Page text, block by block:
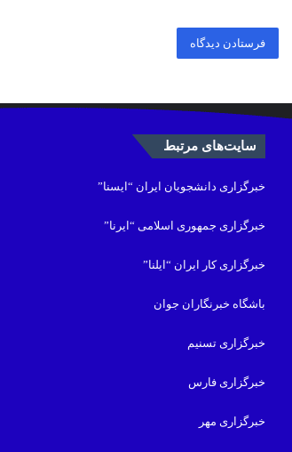
سایت‌های مرتبط
خبرگزاری دانشجویان ایران “ایسنا”
خبرگزاری جمهوری اسلامی “ایرنا”
خبرگزاری کار ایران “ایلنا”
باشگاه خبرنگاران جوان
خبرگزاری تسنیم
خبرگزاری فارس
خبرگزاری مهر